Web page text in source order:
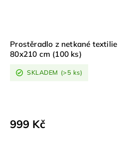
Prostěradlo z netkané textilie
80x210 cm (100 ks)
SKLADEM (>5 ks)
999 Kč